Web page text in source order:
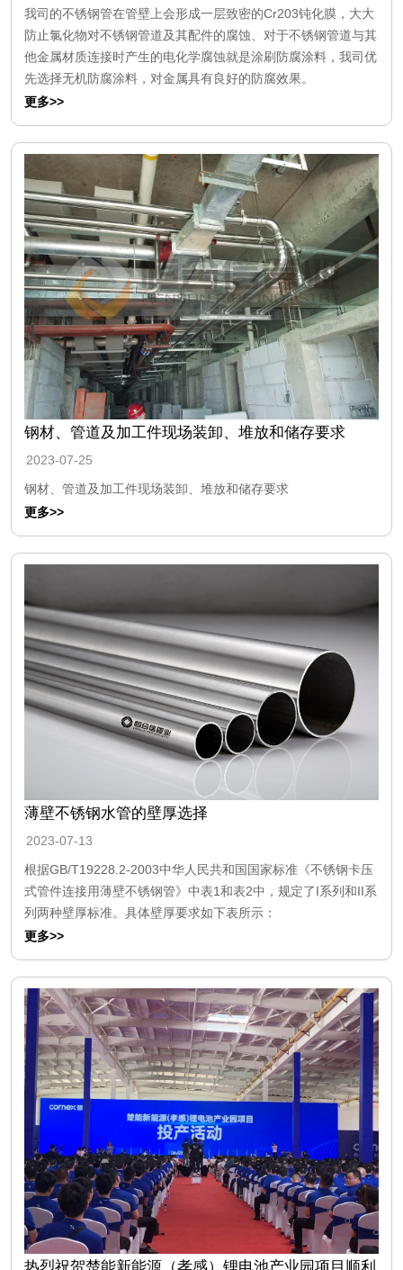
我司的不锈钢管在管壁上会形成一层致密的Cr203钝化膜，大大
防止氯化物对不锈钢管道及其配件的腐蚀、对于不锈钢管道与其
他金属材质连接时产生的电化学腐蚀就是涂刷防腐涂料，我司优
先选择无机防腐涂料，对金属具有良好的防腐效果。
更多>>
钢材、管道及加工件现场装卸、堆放和储存要求
2023-07-25
钢材、管道及加工件现场装卸、堆放和储存要求
更多>>
薄壁不锈钢水管的壁厚选择
2023-07-13
根据GB/T19228.2-2003中华人民共和国国家标准《不锈钢卡压
式管件连接用薄壁不锈钢管》中表1和表2中，规定了I系列和II系
列两种壁厚标准。具体壁厚要求如下表所示：
更多>>